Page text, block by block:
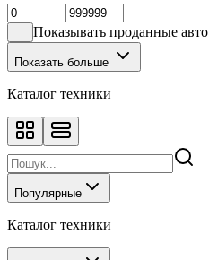
Показывать проданные авто
Показать больше
Каталог техники
Популярные
Каталог техники